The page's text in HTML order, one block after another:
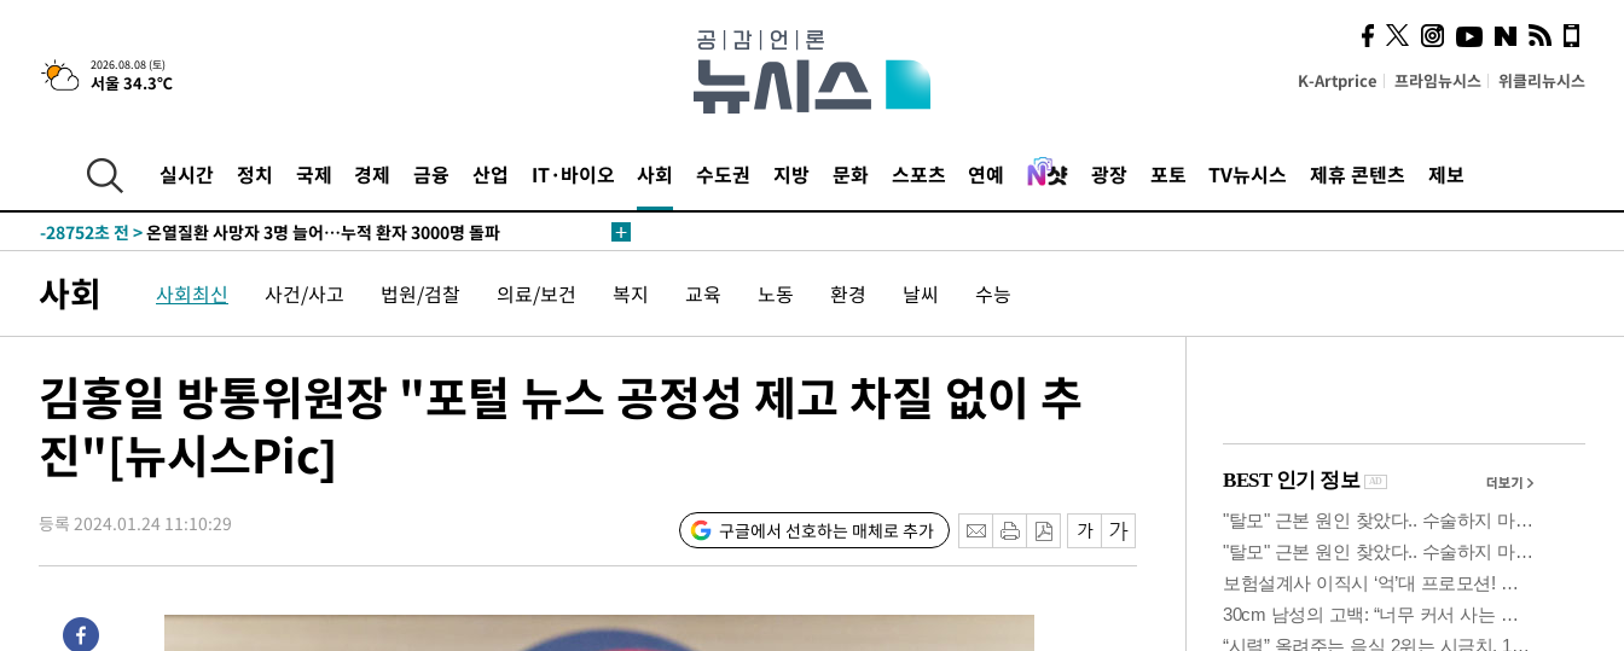
2026.08.08 (토)
서울 34.3℃ K-Artprice 프라임뉴시스 위클리뉴시스
실시간 정치 국제 경제 금융 산업 IT·바이오 사회 수도권 지방 문화 스포츠 연예 광장 포토 TV뉴시스 제휴 콘텐츠 제보
3시간 전 >[속보]뉴욕증시 상승 마감…S&P 0.6% 나스닥 1.3%↑
-30001초 전 >
[속보]이강인 "감독님이 원하는 마음 느꼈고, 많은 트로피 원해 아
틀레티코 이적"
-29783초 전 >
-28752초 전 >온열질환 사망자 3명 늘어…누적 환자 3000명 돌파
-18804초 전 >
백운산서 80년근 천종산삼 9뿌리 발견…감정가 1.3억원
-16514초 전 >선재도서 해루질 나섰다 실종 60대, 닷새 만에 숨진 채 발견
-13424초 전 >여수 오동도 해상서 모터보트 전복…1명 사망·1명 실종
-9651초 전 >극한폭염 한풀 꺾이지만…'낮 최고 35도' 무더위, 열대야 계속[다음
주 날씨]
-6669초 전 >축구협회 "압수수색·성접대 논란 사과…쇄신의 기회로 삼겠다"
송"
1시간 전 >'최고 37도' 폭염 지속…강원동해안 최대 150㎜ 비
3시간 전 >[속보]뉴욕증시 상승 마감…S&P 0.6% 나스닥 1.3%↑
-30001초 전 >
[속보]이강인 "감독님이 원하는 마음 느꼈고, 많은 트로피 원해 아
사회 사회최신 사건/사고 법원/검찰 의료/보건 복지 교육 노동 환경 날씨 수능
김홍일 방통위원장 "포털 뉴스 공정성 제고 차질 없이 추
진"[뉴시스Pic]
등록 2024.01.24 11:10:29 구글에서 선호하는 매체로 추가
사이 해답 찾았죠"…알을
깨고 나온 '초자아'